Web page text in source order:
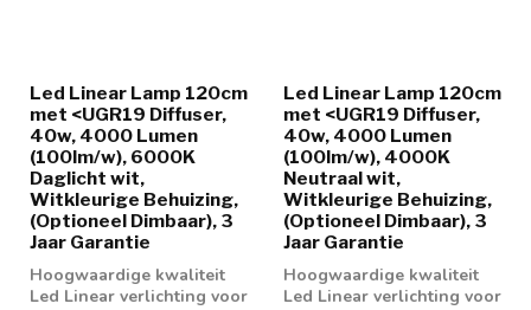
Led Linear Lamp 120cm
met <UGR19 Diffuser,
40w, 4000 Lumen
(100lm/w), 6000K
Daglicht wit,
Witkleurige Behuizing,
(Optioneel Dimbaar), 3
Jaar Garantie
Hoogwaardige kwaliteit
Led Linear verlichting voor
Led Linear Lamp 120cm
met <UGR19 Diffuser,
40w, 4000 Lumen
(100lm/w), 4000K
Neutraal wit,
Witkleurige Behuizing,
(Optioneel Dimbaar), 3
Jaar Garantie
Hoogwaardige kwaliteit
Led Linear verlichting voor